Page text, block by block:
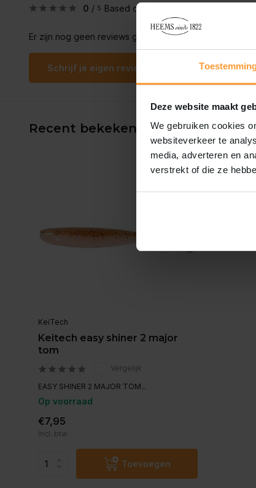
Deze website maakt
We gebruiken cookies
websiteverkeer te
media, adverteren en
verstrekt of die ze
0 / 5 Based on 0 reviews
Er zijn nog geen reviews geschreven over dit product..
Schrijf je eigen review
Recent bekeken
KeiTech
Keitech easy shiner 2 major
tom
Vergelijk
EASY SHINER 2 MAJOR TOM...
Op voorraad
€7,95
Incl. btw
Toevoegen